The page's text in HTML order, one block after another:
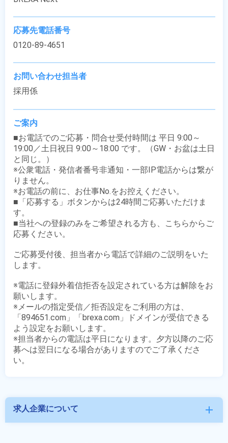
応募先電話番号
0120-89-4651
お問い合わせ担当者
採用係
ご案内
■お電話でのご応募・問合せ受付時間は 平日 9:00～
19:00／土日祝日 9:00～18:00 です。（GW・お盆は土日
と同じ。）
※公衆電話・発信者番号非通知・一部IP電話からは繋が
りません。
※お電話の前に、お仕事No.をお控えください。
■「応募する」ボタンからは24時間ご応募いただけま
す。
■当社への登録のみをご希望される方も、こちらからご
応募ください。
ご応募受付後、担当者から電話で詳細のご説明をいた
します。
※電話に登録外着信拒否を設定されている方は解除をお
願いします。
※メールの指定受信／拒否設定をご利用の方は、
「894651.com」「brexa.com」ドメインが受信できる
よう設定をお願いします。
※担当者からの電話は平日になります。夕方以降のご応
募へは翌日になる場合がありますのでご了承くださ
求人企業について add